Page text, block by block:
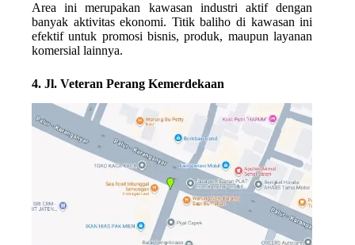
Area ini merupakan kawasan industri aktif dengan
banyak aktivitas ekonomi. Titik baliho di kawasan ini
efektif untuk promosi bisnis, produk, maupun layanan
komersial lainnya.
4. Jl. Veteran Perang Kemerdekaan